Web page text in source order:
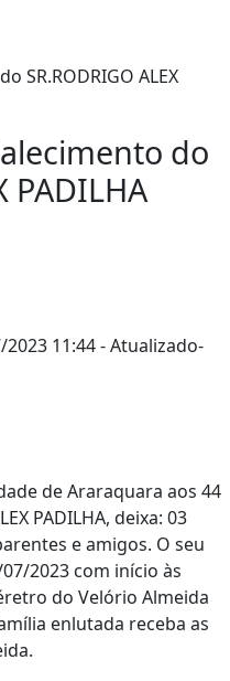
do
PADILHA
2023 11:44- Atualizado-
de Araraquara aos 44
PADILHA, deixa: 03
e amigos. O seu
2023 com início às
do Velório Almeida
enlutada receba as